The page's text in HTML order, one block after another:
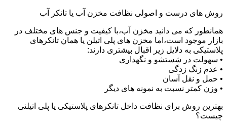
روش های درست و اصولی نظافت مخزن آب یا تانکر آب
همانطور که می دانید مخزن آب،با کیفیت و جنس های مختلف در
بازار موجود است،اما مخزن های پلی اتیلن یا همان تانکرهای
پلاستیکی به دلایل زیر اقبال بیشتری دارند:
• سهولت در شستشو و نگهداری
• عدم زنگ زدگی
• حمل و نقل آسان
• وزن کمتر نسبت به نمونه های دیگر
بهترین روش برای نظافت داخل تانکرهای پلاستیکی یا پلی اتیلنی
چیست؟